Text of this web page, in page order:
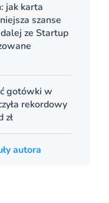
jak karta
szanse
ze Startup
gotówki w
rekordowy
zł
autora